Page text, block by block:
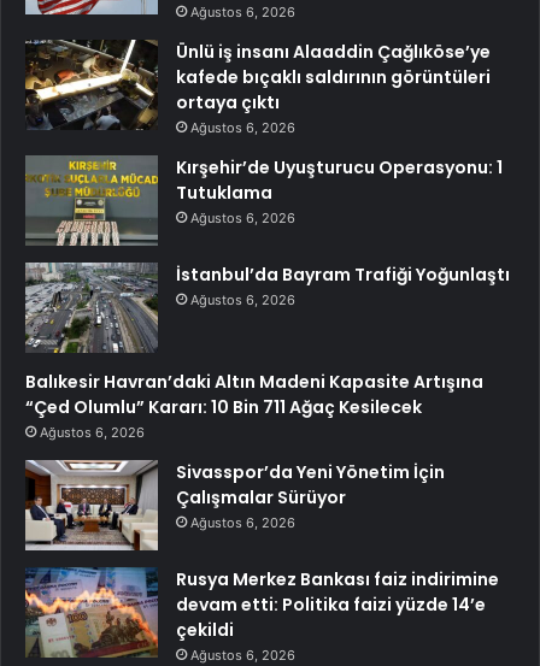
Ağustos 6, 2026
Ünlü iş insanı Alaaddin Çağlıköse’ye
kafede bıçaklı saldırının görüntüleri
ortaya çıktı
Ağustos 6, 2026
Kırşehir’de Uyuşturucu Operasyonu: 1
Tutuklama
Ağustos 6, 2026
İstanbul’da Bayram Trafiği Yoğunlaştı
Ağustos 6, 2026
Balıkesir Havran’daki Altın Madeni Kapasite Artışına
“Çed Olumlu” Kararı: 10 Bin 711 Ağaç Kesilecek
Ağustos 6, 2026
Sivasspor’da Yeni Yönetim İçin
Çalışmalar Sürüyor
Ağustos 6, 2026
Rusya Merkez Bankası faiz indirimine
devam etti: Politika faizi yüzde 14’e
çekildi
Ağustos 6, 2026